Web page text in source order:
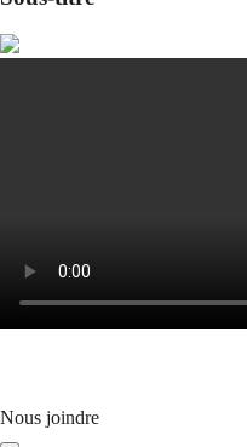
Nous joindre